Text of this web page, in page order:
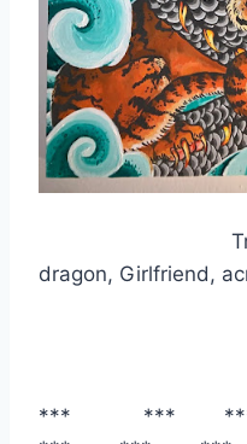
dragon, Girlfriend,
*** ***